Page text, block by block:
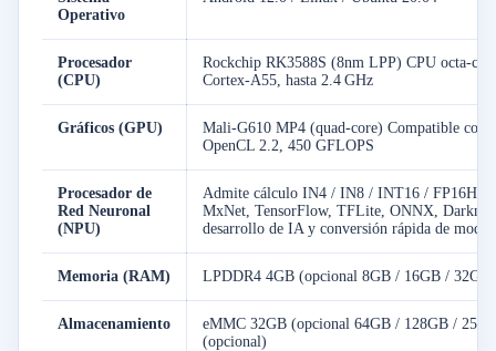
Operativo
Procesador
(CPU)
Rockchip RK3588S (8nm LPP) CPU octa-
Cortex-A55, hasta 2.4 GHz
Gráficos (GPU)
Mali-G610 MP4 (quad-core) Compatible con
OpenCL 2.2, 450 GFLOPS
Procesador de
Red Neuronal
(NPU)
Admite cálculo IN4 / IN8 / INT16 /
MxNet, TensorFlow, TFLite, ONNX,
desarrollo de IA y conversión rápida de
Memoria (RAM) LPDDR4 4GB (opcional 8GB / 16GB / 32GB)
Almacenamiento
eMMC 32GB (opcional 64GB / 128GB /
(opcional)